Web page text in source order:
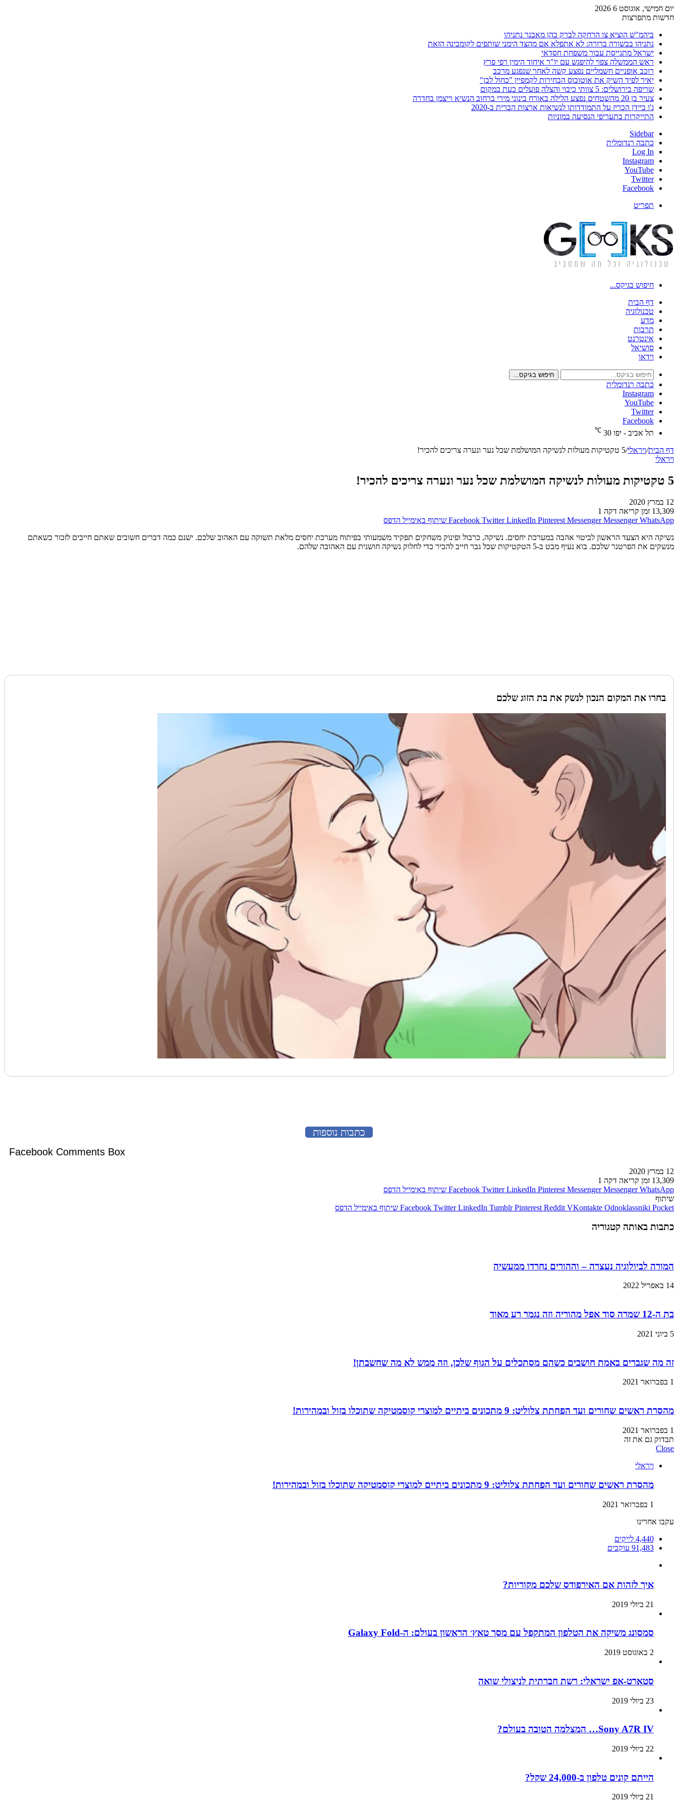
יום חמישי, אוגוסט 6 2026
חדשות מתפרצות
ביהמ"ש הוציא צו הרחקה לברק כהן מאבנר נתניהו
נתניהו בבשורה ברורה: לא אתפלא אם מהצד הימני שותפים לקומבינה הזאת
ישראל מתגייסת עבור משפחת חסדאי
ראש הממשלה צפוי להיפגש עם יו"ר איחוד הימין רפי פרץ
רוכב אופניים חשמליים נפצע קשה לאחר שנפגע מרכב
יאיר לפיד השיק את אוטובוס הבחירות לקמפיין "כחול לבן"
שריפה בירושלים: 5 צוותי כיבוי והצלה פועלים כעת במקום
צעיר בן 20 מהשטחים נפצע הלילה באורח בינוני מירי ברחוב הנשיא וייצמן בחדרה
ג'ו ביידן הכריז על התמודדותו לנשיאות ארצות הברית ב-2020
התייקרות בתעריפי הנסיעה במוניות
Sidebar
כתבה רנדומלית
Log In
Instagram
YouTube
Twitter
Facebook
תפריט
חיפוש בגיקס...
דף הבית
טכנולוגיה
מדע
תרבות
אינטרנט
סושיאל
וידאו
חיפוש בגיקס...
כתבה רנדומלית
Instagram
YouTube
Twitter
Facebook
תל אביב - יפו 30
℃
דף הבית/ויראלי/5 טקטיקות מעולות לנשיקה המושלמת שכל נער ונערה צריכים להכיר!
ויראלי
5 טקטיקות מעולות לנשיקה המושלמת שכל נער ונערה צריכים להכיר!
12 במרץ 2020
13,309 זמן קריאה דקה 1
Facebook Twitter LinkedIn Pinterest Messenger Messenger WhatsApp שיתוף באימייל הדפס
נשיקה היא הצעד הראשון לביטוי אהבה במערכת יחסים. נשיקה, כרבול ופינוק משחקים תפקיד משמעותי בפיתוח מערכת יחסים מלאת תשוקה עם האהוב שלכם. ישנם כמה דברים חשובים שאתם חייבים לזכור כשאתם
מנשקים את הפרטנר שלכם. בוא נעיף מבט ב-5 הטקטיקות שכל גבר חייב להכיר כדי לחלוק נשיקה חושנית עם האהובה שלהם.
בחרו את המקום הנכון לנשק את בת הזוג שלכם
כתבות נוספות
Facebook Comments Box
12 במרץ 2020
13,309 זמן קריאה דקה 1
Facebook Twitter LinkedIn Pinterest Messenger Messenger WhatsApp שיתוף באימייל הדפס
שיתוף
Facebook Twitter LinkedIn Tumblr Pinterest Reddit VKontakte Odnoklassniki Pocket שיתוף באימייל הדפס
כתבות באותה קטגוריה
המורה לביולוגיה נעצרה – וההורים נחרדו ממעשיה
14 באפריל 2022
בת ה-12 שמרה סוד אפל מהוריה וזה נגמר רע מאוד
5 ביוני 2021
זה מה שגברים באמת חושבים כשהם מסתכלים על הגוף שלכן, וזה ממש לא מה שחשבתן!
1 בפברואר 2021
מהסרת ראשים שחורים ועד הפחתת צלוליט: 9 מתכונים ביתיים למוצרי קוסמטיקה שתוכלו בזול ובמהירות!
1 בפברואר 2021
תבדוק גם את זה
Close
ויראלי
מהסרת ראשים שחורים ועד הפחתת צלוליט: 9 מתכונים ביתיים למוצרי קוסמטיקה שתוכלו בזול ובמהירות!
1 בפברואר 2021
עקבו אחרינו
4,440 לייקים
91,483 עוקבים
איך לזהות אם האירפודס שלכם מקוריות?
21 ביולי 2019
סמסונג משיקה את הטלפון המתקפל עם מסך טאץ׳ הראשון בעולם: ה-Galaxy Fold
2 באוגוסט 2019
סטארט-אפ ישראלי: רשת חברתית לניצולי שואה
23 ביולי 2019
Sony A7R IV… המצלמה הטובה בעולם?
22 ביולי 2019
הייתם קונים טלפון ב-24,000 שקל?
21 ביולי 2019